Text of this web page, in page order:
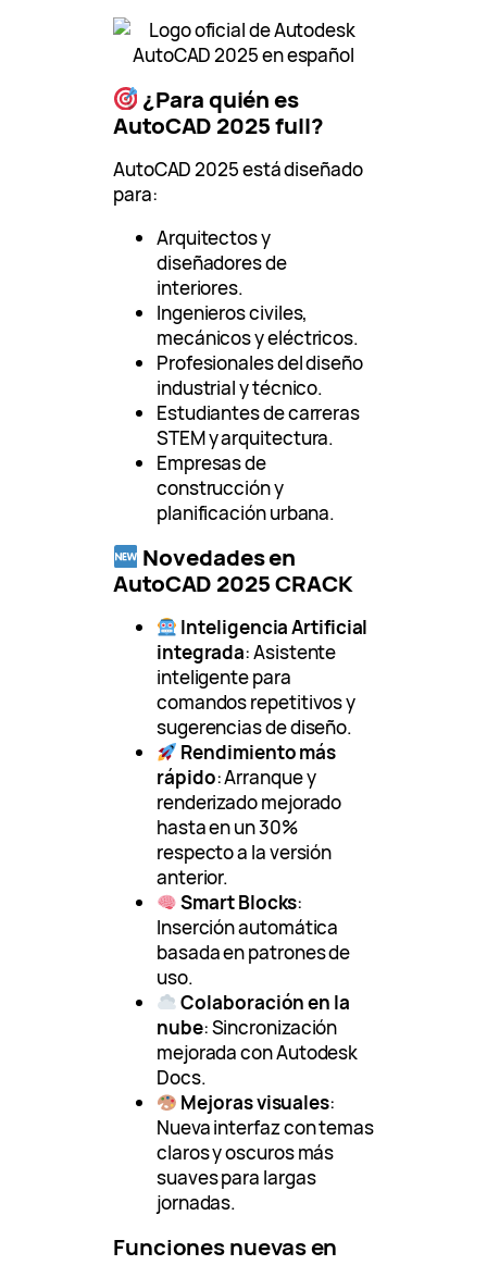
¿Para quién es
AutoCAD 2025 full?
AutoCAD 2025 está diseñado
para:
Arquitectos y
diseñadores de
interiores.
Ingenieros civiles,
mecánicos y eléctricos.
Profesionales del diseño
industrial y técnico.
Estudiantes de carreras
STEM y arquitectura.
Empresas de
construcción y
planificación urbana.
Novedades en
AutoCAD 2025 CRACK
Inteligencia Artificial
integrada: Asistente
inteligente para
comandos repetitivos y
sugerencias de diseño.
Rendimiento más
rápido: Arranque y
renderizado mejorado
hasta en un 30%
respecto a la versión
anterior.
Smart Blocks:
Inserción automática
basada en patrones de
uso.
Colaboración en la
nube: Sincronización
mejorada con Autodesk
Docs.
Mejoras visuales:
Nueva interfaz con temas
claros y oscuros más
suaves para largas
jornadas.
Funciones nuevas en